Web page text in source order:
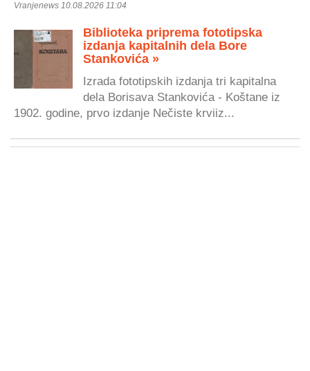
Vranjenews 10.08.2026 11:04
Biblioteka priprema fototipska
izdanja kapitalnih dela Bore
Stankovića »
Izrada fototipskih izdanja tri kapitalna
dela Borisava Stankovića - Koštane iz
1902. godine, prvo izdanje Nečiste krviiz...